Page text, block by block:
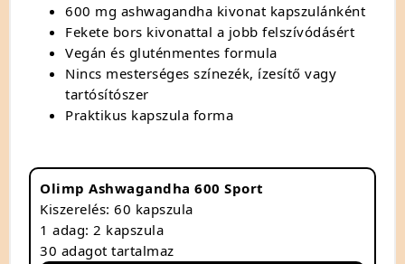
600 mg ashwagandha kivonat kapszulánként
Fekete bors kivonattal a jobb felszívódásért
Vegán és gluténmentes formula
Nincs mesterséges színezék, ízesítő vagy
tartósítószer
Praktikus kapszula forma
Olimp Ashwagandha 600 Sport
Kiszerelés: 60 kapszula
1 adag: 2 kapszula
30 adagot tartalmaz